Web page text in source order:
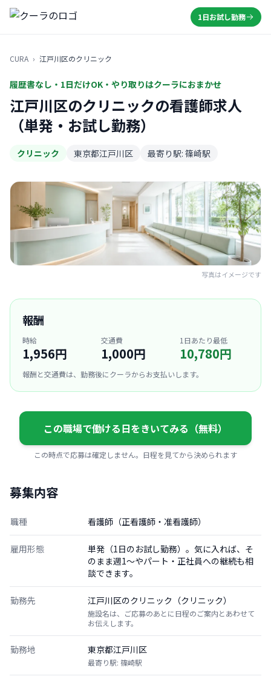
1日お試し勤務
CURA › 江戸川区のクリニック
履歴書なし・1日だけOK・やり取りはクーラにおまかせ
江戸川区のクリニックの看護師求人
（単発・お試し勤務）
クリニック 東京都江戸川区 最寄り駅: 篠崎駅
写真はイメージです
報酬
時給
1,956円
交通費
1,000円
1日あたり最低
10,780円
報酬と交通費は、勤務後にクーラからお支払いします。
この職場で働ける日をきいてみる（無料）
この時点で応募は確定しません。日程を見てから決められます
募集内容
職種 看護師（正看護師・准看護師）
雇用形態
単発（1日のお試し勤務）。気に入れば、そ
のまま週1〜やパート・正社員への継続も相
談できます。
勤務先 江戸川区のクリニック（クリニック）
施設名は、ご応募のあとに日程のご案内とあわせて
お伝えします。
勤務地 東京都江戸川区
最寄り駅: 篠崎駅